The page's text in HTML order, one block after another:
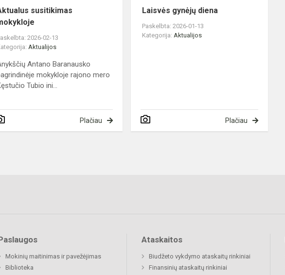
susitikimas
2026-02-13
Aktualijos
Antano Baranausko
mokykloje rajono mero
Tubio ini...
Plačiau
Laisvės gynėjų diena
Paskelbta: 2026-01-13
Kategorija:Aktualijos
Plačiau
Mokinių maitinimas ir pavežėjimas
Biblioteka
Ataskaitos
Biudžeto vykdymo ataskaitų rinkiniai
Finansinių ataskaitų rinkiniai